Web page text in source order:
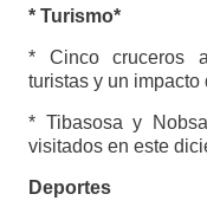
* Turismo*
* Cinco cruceros
turistas y un impacto
* Tibasosa y
visitados en este
Deportes